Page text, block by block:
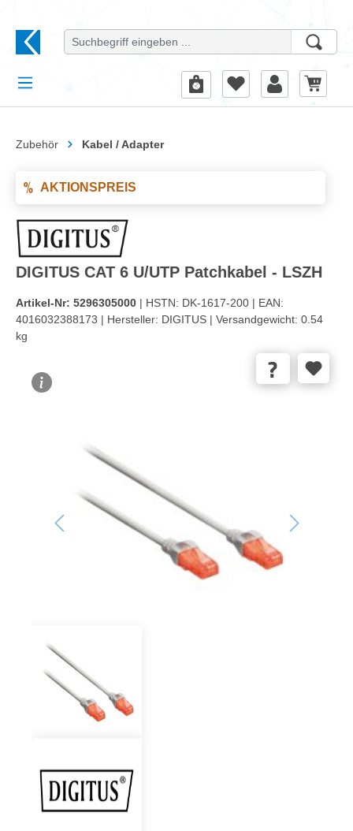
Zubehör Kabel / Adapter
AKTIONSPREIS
DIGITUS CAT 6 U/UTP Patchkabel - LSZH
Artikel-Nr: 5296305000 | HSTN: DK-1617-200 | EAN:
4016032388173 | Hersteller: DIGITUS | Versandgewicht: 0.54
kg